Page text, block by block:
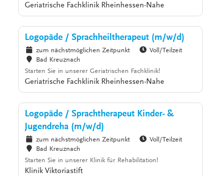
Geriatrische Fachklinik Rheinhessen-Nahe
Logopäde / Sprachheiltherapeut (m/w/d)
zum nächstmöglichen Zeitpunkt
Voll/Teilzeit
Bad Kreuznach
Starten Sie in unserer Geriatrischen Fachklinik!
Geriatrische Fachklinik Rheinhessen-Nahe
Logopäde / Sprachtherapeut Kinder- &
Jugendreha (m/w/d)
zum nächstmöglichen Zeitpunkt
Voll/Teilzeit
Bad Kreuznach
Starten Sie in unserer Klinik für Rehabilitation!
Klinik Viktoriastift